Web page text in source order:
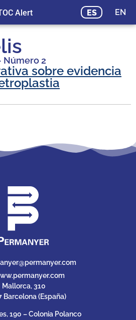
ES EN
Alert
Número 2
sobre evidencia
Mallorca, 310
Barcelona (España)
190 – Colonia Polanco